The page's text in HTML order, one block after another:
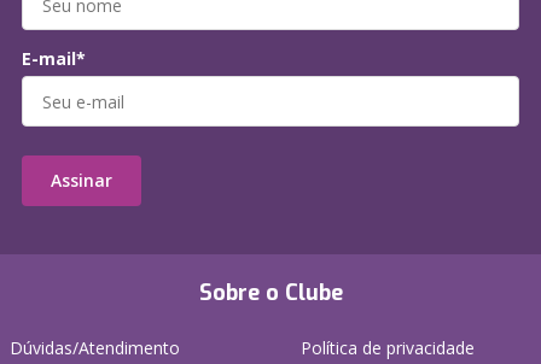
Sobre o Clube
Dúvidas/Atendimento
Política de privacidade
E-mail*
Assinar